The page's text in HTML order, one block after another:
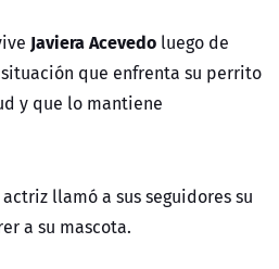
Javiera Acevedo luego de
que enfrenta su perrito
y que lo mantiene
llamó a sus seguidores su
a su mascota.